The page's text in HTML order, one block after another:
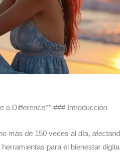
a Difference** ### Introducción
más de 150 veces al día,
para el bienestar